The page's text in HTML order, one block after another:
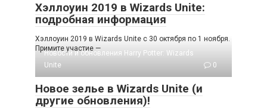
Хэллоуин 2019 в Wizards Unite:
подробная информация
Хэллоуин 2019 в Wizards Unite c 30 октября по 1 ноября.
Примите участие —
Новости и обновления Harry Potter: Wizards
Unite
0
Новое зелье в Wizards Unite (и
другие обновления)!